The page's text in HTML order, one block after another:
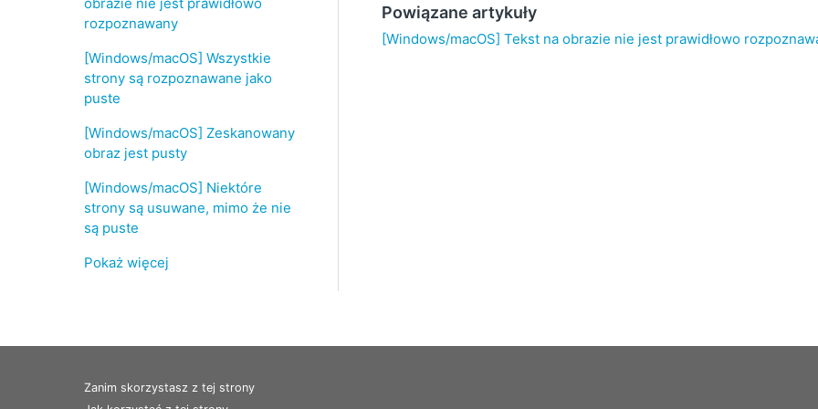
rozpoznawany
[Windows/macOS] Wszystkie
strony są rozpoznawane jako
puste
[Windows/macOS] Zeskanowany
obraz jest pusty
[Windows/macOS] Niektóre
strony są usuwane, mimo że nie
są puste
Pokaż więcej
Powiązane artykuły
[Windows/macOS] Tekst na obrazie nie jest prawidłowo
Zanim skorzystasz z tej strony